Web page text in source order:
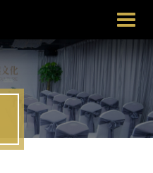
涵
化